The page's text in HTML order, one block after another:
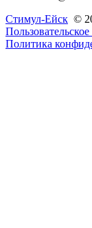
Стимул-Ейск ©
Политика